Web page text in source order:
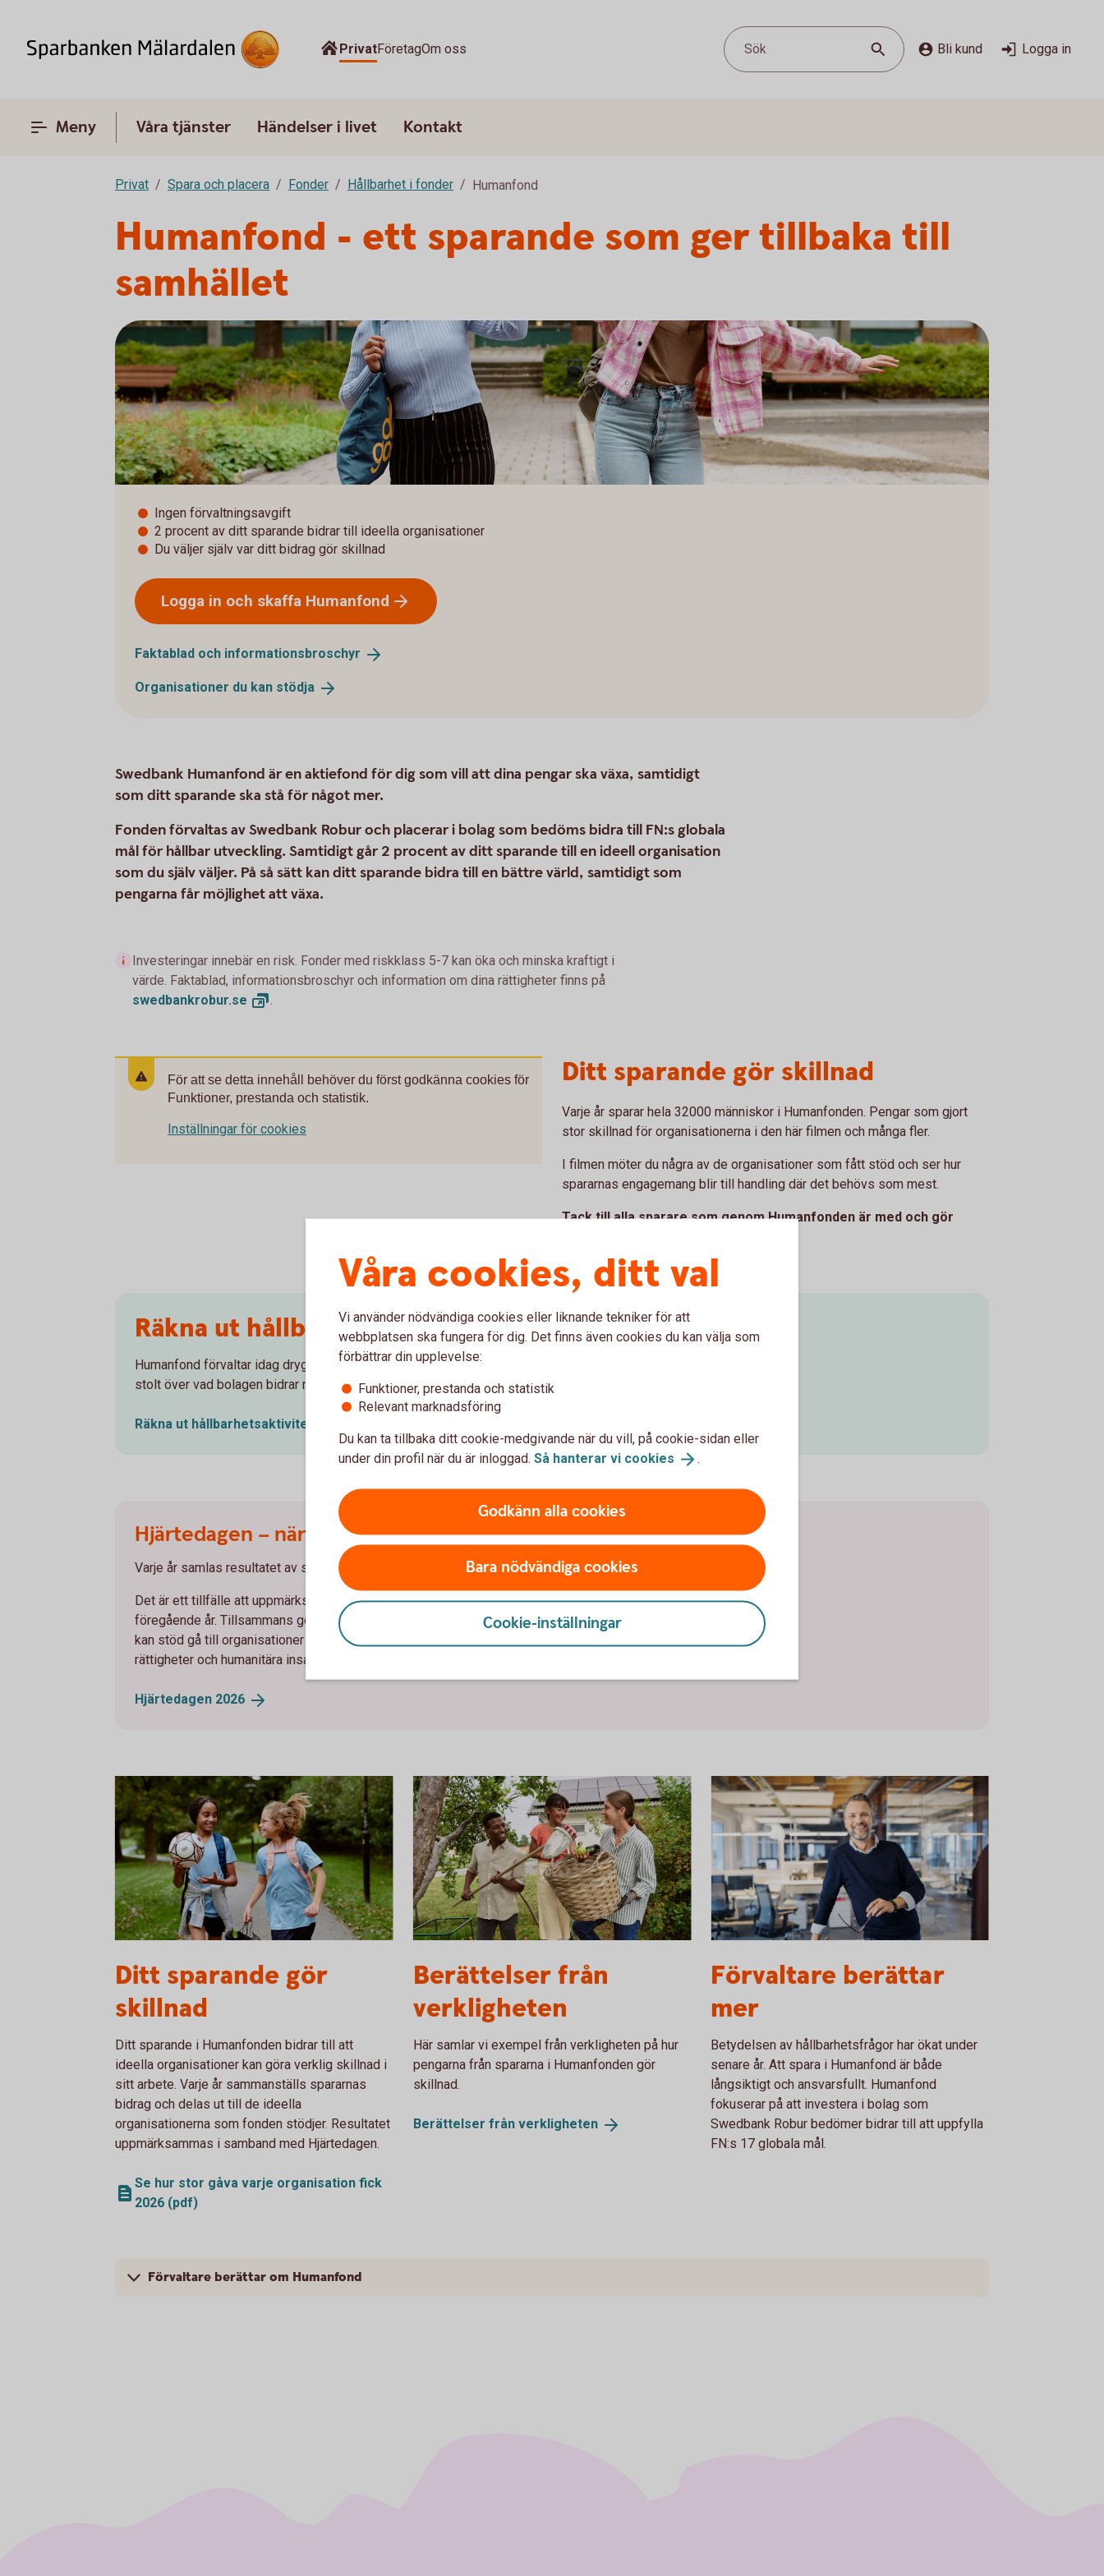
PrivatFöretagOm oss Sök Bli kund Logga in
Meny Våra tjänster Händelser i livet Kontakt
Privat Spara och placera Fonder Hållbarhet i fonder Humanfond
Humanfond - ett sparande som ger tillbaka till
samhället
Ingen förvaltningsavgift
2 procent av ditt sparande bidrar till ideella organisationer
Du väljer själv var ditt bidrag gör skillnad
Logga in och skaffa Humanfond
Faktablad och informationsbroschyr
Organisationer du kan stödja
Swedbank Humanfond är en aktiefond för dig som vill att dina pengar ska växa, samtidigt
som ditt sparande ska stå för något mer.
Fonden förvaltas av Swedbank Robur och placerar i bolag som bedöms bidra till FN:s globala
mål för hållbar utveckling. Samtidigt går 2 procent av ditt sparande till en ideell organisation
som du själv väljer. På så sätt kan ditt sparande bidra till en bättre värld, samtidigt som
pengarna får möjlighet att växa.
Investeringar innebär en risk. Fonder med riskklass 5-7 kan öka och minska kraftigt i
värde. Faktablad, informationsbroschyr och information om dina rättigheter finns på
swedbankrobur.se
För att se detta innehåll behöver du först godkänna cookies för
Funktioner, prestanda och statistik.
Inställningar för cookies
Ditt sparande gör skillnad
Varje år sparar hela 32000 människor i Humanfonden. Pengar som gjort
stor skillnad för organisationerna i den här filmen och många fler.
I filmen möter du några av de organisationer som fått stöd och ser hur
spararnas engagemang blir till handling där det behövs som mest.
Tack till alla sparare som genom Humanfonden är med och gör
Räkna ut hållbarhetsaktiviteterna för bolagen i fonden
Humanfond förvaltar idag drygt 2,7 miljarder kronor. Som sparare i fonden kan du vara
stolt över vad bolagen bidrar med.
Räkna ut hållbarhetsaktiviteterna för bolagen i
Hjärtedagen – när engagemang blir verklig skillnad
Varje år samlas resultatet av spararnas engagemang i Humanfonden på Hjärtedagen.
Det är ett tillfälle att uppmärksamma hur mycket pengar våra sparare skänkte under
föregående år. Tillsammans gör bidragen verklig skillnad. Genom långsiktigt sparande
kan stöd gå till organisationer som arbetar för hälsa, barn och unga, miljö, mänskliga
rättigheter och humanitära insatser.
Hjärtedagen 2026
Ditt sparande gör
skillnad
Ditt sparande i Humanfonden bidrar till att
ideella organisationer kan göra verklig skillnad i
sitt arbete. Varje år sammanställs spararnas
bidrag och delas ut till de ideella
organisationerna som fonden stödjer. Resultatet
uppmärksammas i samband med Hjärtedagen.
Se hur stor gåva varje organisation fick
2026 (pdf)
background
Berättelser från
verkligheten
Här samlar vi exempel från verkligheten på hur
pengarna från spararna i Humanfonden gör
skillnad.
Berättelser från verkligheten
Förvaltare berättar
mer
Betydelsen av hållbarhetsfrågor har ökat under
senare år. Att spara i Humanfond är både
långsiktigt och ansvarsfullt. Humanfond
fokuserar på att investera i bolag som
Swedbank Robur bedömer bidrar till att uppfylla
FN:s 17 globala mål.
Förvaltare berättar om Humanfond
Våra cookies, ditt val
Vi använder nödvändiga cookies eller liknande tekniker för att
webbplatsen ska fungera för dig. Det finns även cookies du kan välja som
förbättrar din upplevelse:
Funktioner, prestanda och statistik
Relevant marknadsföring
Du kan ta tillbaka ditt cookie-medgivande när du vill, på cookie-sidan eller
under din profil när du är inloggad. Så hanterar vi cookies .
Godkänn alla cookies
Bara nödvändiga cookies
Cookie-inställningar